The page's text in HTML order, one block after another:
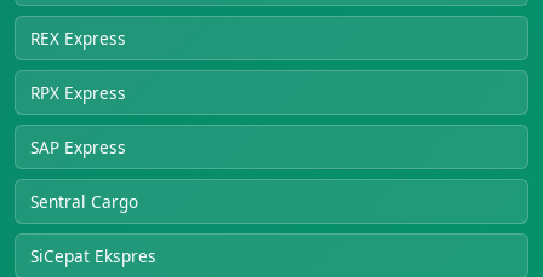
REX Express
RPX Express
SAP Express
Sentral Cargo
SiCepat Ekspres